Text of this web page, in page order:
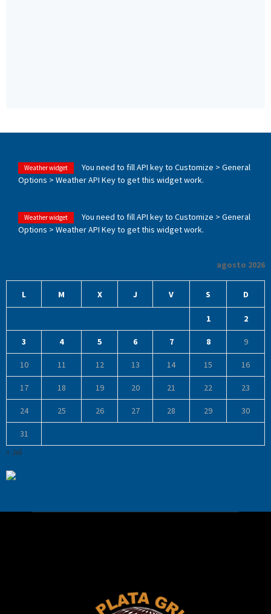
Weather widget
You need to fill API key to Customize > General
Options > Weather API Key to get this widget work.
Weather widget
You need to fill API key to Customize > General
Options > Weather API Key to get this widget work.
agosto 2026
L M X J V S D
1 2
3 4 5 6 7 8 9
10 11 12 13 14 15 16
17 18 19 20 21 22 23
24 25 26 27 28 29 30
31
« Jul